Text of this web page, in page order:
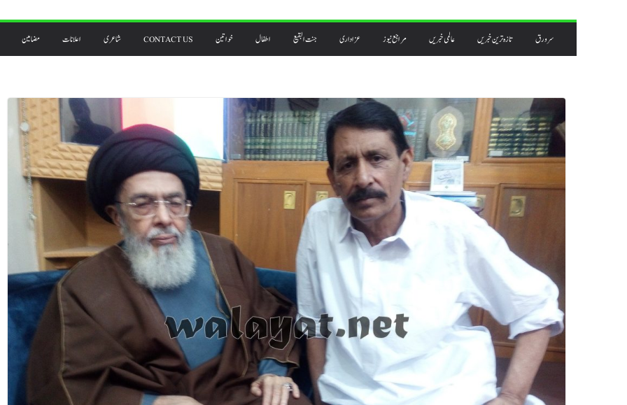
سرورق تازہ ترین خبریں عالمی خبریں مراجع نیوز عزاداری جنت البقیع اطفال خواتین CONTACT US شاعری اعلانات مضامین